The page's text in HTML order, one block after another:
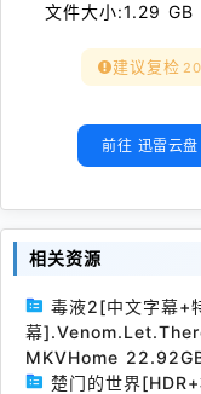
文件大小:1.29 GB
建议复检
前往 迅雷云
相关资源
毒液2[中文字幕+
幕
MKVHome
楚门的世界